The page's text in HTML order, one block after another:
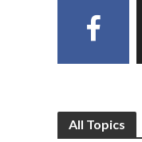
All Topics